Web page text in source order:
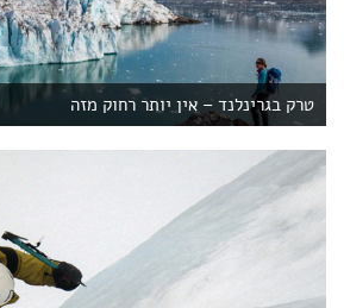
טרק בגרינלנד – אין יותר רחוק מזה